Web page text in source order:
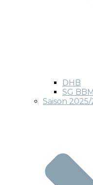
DHB
SG
Saison 2025/